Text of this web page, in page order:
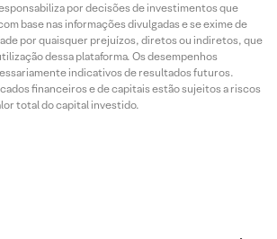
por decisões de investimentos que
base nas informações divulgadas e se exime de
por quaisquer prejuízos, diretos ou indiretos, que
dessa plataforma. Os desempenhos
indicativos de resultados futuros.
financeiros e de capitais estão sujeitos a riscos
total do capital investido.